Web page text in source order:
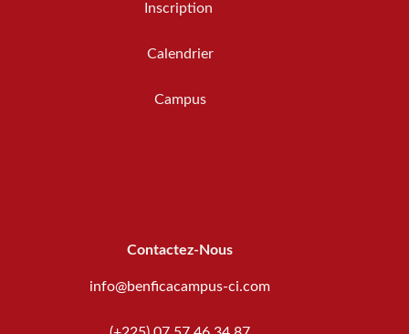
Inscription
Calendrier
Campus
Contactez-Nous
info@benficacampus-ci.com